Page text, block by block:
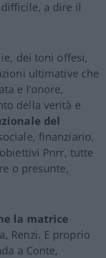
a dire il
dei toni offesi,
ultimative che
e l’onore,
della verità e
del
finanziario,
Pnrr, tutte
o presunte,
la matrice
Renzi. E proprio
a Conte,